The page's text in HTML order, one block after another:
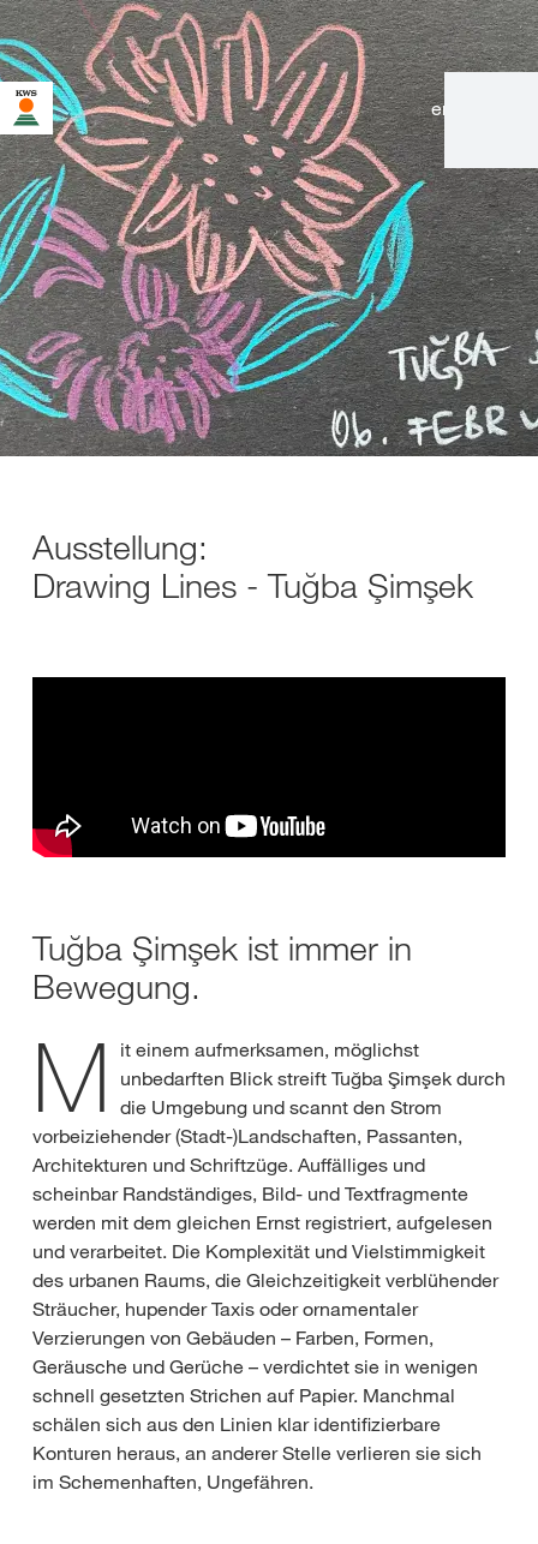
en
Ausstellung:
Drawing Lines - Tuğba Şimşek
Tuğba Şimşek ist immer in
Bewegung.
M
it einem aufmerksamen, möglichst
unbedarften Blick streift Tuğba Şimşek durch
die Umgebung und scannt den Strom
vorbeiziehender (Stadt-)Landschaften, Passanten,
Architekturen und Schriftzüge. Auffälliges und
scheinbar Randständiges, Bild- und Textfragmente
werden mit dem gleichen Ernst registriert, aufgelesen
und verarbeitet. Die Komplexität und Vielstimmigkeit
des urbanen Raums, die Gleichzeitigkeit verblühender
Sträucher, hupender Taxis oder ornamentaler
Verzierungen von Gebäuden – Farben, Formen,
Geräusche und Gerüche – verdichtet sie in wenigen
schnell gesetzten Strichen auf Papier. Manchmal
schälen sich aus den Linien klar identifizierbare
Konturen heraus, an anderer Stelle verlieren sie sich
im Schemenhaften, Ungefähren.